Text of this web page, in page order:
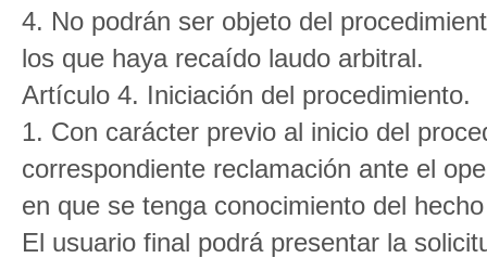
4. No podrán ser objeto del
los que haya recaído laudo arbitral.
Artículo 4. Iniciación del procedimiento.
1. Con carácter previo al inicio del
correspondiente reclamación ante el
en que se tenga conocimiento del
El usuario final podrá presentar la